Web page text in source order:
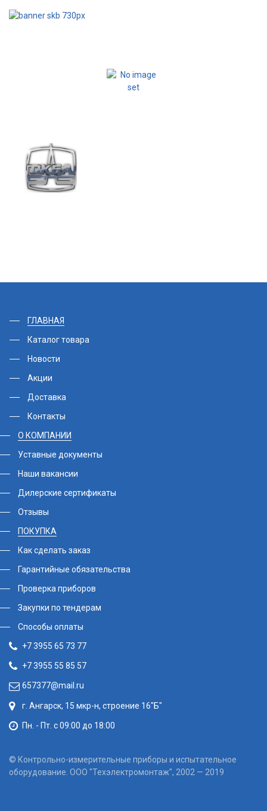
ГЛАВНАЯ
Каталог товара
Новости
Акции
Доставка
Контакты
О КОМПАНИИ
Уставные документы
Наши вакансии
Дилерские сертификаты
Отзывы
ПОКУПКА
Как сделать заказ
Гарантийные обязательства
Проверка приборов
Закупки по тендерам
Способы оплаты
+7 3955 65 73 77
+7 3955 55 85 57
657377@mail.ru
г. Ангарск, 15 мкр-н, строение 16"Б"
Пн. - Пт. с 09:00 до 18:00
© Контрольно-измерительные приборы и испытательное
оборудование. ООО "Техэлектромонтаж", 2002 — 2019